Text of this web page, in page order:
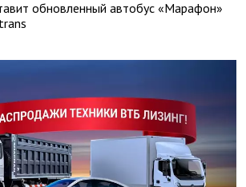
обновленный автобус «Марафон»